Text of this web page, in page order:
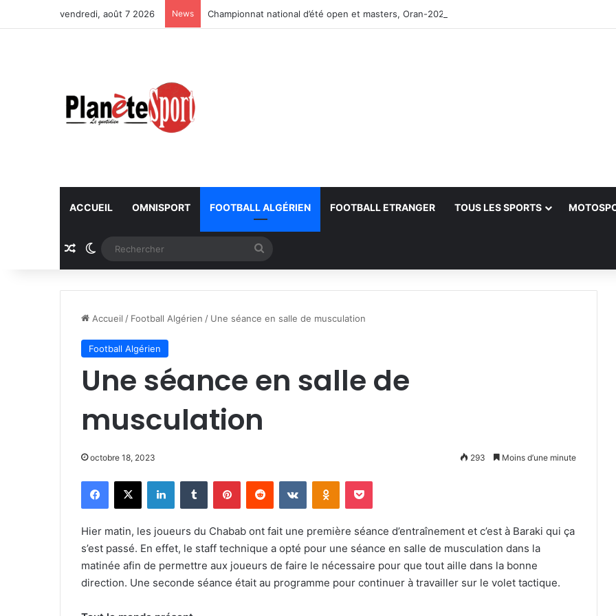
vendredi, août 7 2026 News Championnat national d’été open et masters, Oran-2026 — Le CRB s’adjuge le titre
ACCUEIL OMNISPORT FOOTBALL ALGÉRIEN FOOTBALL ETRANGER TOUS LES SPORTS
Article Aléatoire
Switch skin
Accueil / Football Algérien / Une séance en salle de musculation
Football Algérien
Une séance en salle de
musculation
octobre 18, 2023 293 Moins d’une minute
Facebook
X LinkedinTumblr PinterestReddit VKontakteOdnoklassniki
Pocket
Hier matin, les joueurs du Chabab ont fait une première séance d’entraînement et c’est à Baraki qui ça
s’est passé. En effet, le staff technique a opté pour une séance en salle de musculation dans la
matinée afin de permettre aux joueurs de faire le nécessaire pour que tout aille dans la bonne
direction. Une seconde séance était au programme pour continuer à travailler sur le volet tactique.